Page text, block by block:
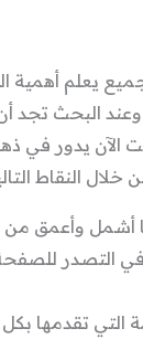
يعلم أهمية
البحث
يدور في
النقاط
وأعمق من
التصدر
تقدمها بكل